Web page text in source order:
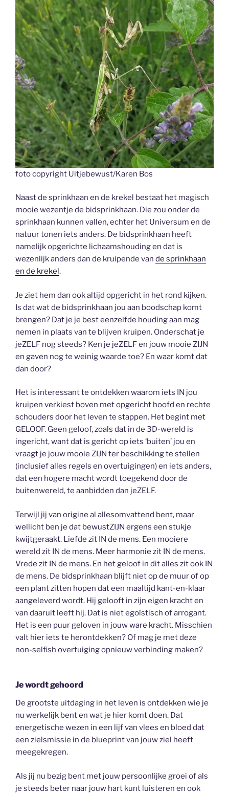
foto copyright Uitjebewust/Karen Bos
Naast de sprinkhaan en de krekel bestaat het magisch
mooie wezentje de bidsprinkhaan. Die zou onder de
sprinkhaan kunnen vallen, echter het Universum en de
natuur tonen iets anders. De bidsprinkhaan heeft
namelijk opgerichte lichaamshouding en dat is
wezenlijk anders dan de kruipende van de sprinkhaan
en de krekel.
Je ziet hem dan ook altijd opgericht in het rond kijken.
Is dat wat de bidsprinkhaan jou aan boodschap komt
brengen? Dat je je best eenzelfde houding aan mag
nemen in plaats van te blijven kruipen. Onderschat je
jeZELF nog steeds? Ken je jeZELF en jouw mooie ZIJN
en gaven nog te weinig waarde toe? En waar komt dat
dan door?
Het is interessant te ontdekken waarom iets IN jou
kruipen verkiest boven met opgericht hoofd en rechte
schouders door het leven te stappen. Het begint met
GELOOF. Geen geloof, zoals dat in de 3D-wereld is
ingericht, want dat is gericht op iets ‘buiten’ jou en
vraagt je jouw mooie ZIJN ter beschikking te stellen
(inclusief alles regels en overtuigingen) en iets anders,
dat een hogere macht wordt toegekend door de
buitenwereld, te aanbidden dan jeZELF.
Terwijl jij van origine al allesomvattend bent, maar
wellicht ben je dat bewustZIJN ergens een stukje
kwijtgeraakt. Liefde zit IN de mens. Een mooiere
wereld zit IN de mens. Meer harmonie zit IN de mens.
Vrede zit IN de mens. En het geloof in dit alles zit ook IN
de mens. De bidsprinkhaan blijft niet op de muur of op
een plant zitten hopen dat een maaltijd kant-en-klaar
aangeleverd wordt. Hij gelooft in zijn eigen kracht en
van daaruit leeft hij. Dat is niet egoïstisch of arrogant.
Het is een puur geloven in jouw ware kracht. Misschien
valt hier iets te herontdekken? Of mag je met deze
non-selfish overtuiging opnieuw verbinding maken?
Je wordt gehoord
De grootste uitdaging in het leven is ontdekken wie je
nu werkelijk bent en wat je hier komt doen. Dat
energetische wezen in een lijf van vlees en bloed dat
een zielsmissie in de blueprint van jouw ziel heeft
meegekregen.
Als jij nu bezig bent met jouw persoonlijke groei of als
je steeds beter naar jouw hart kunt luisteren en ook